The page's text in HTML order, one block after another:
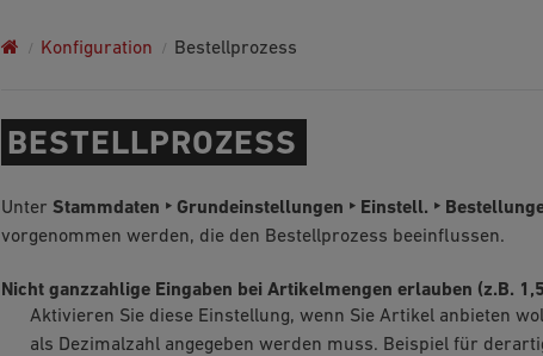
Konfiguration Bestellprozess
BESTELLPROZESS
Unter Stammdaten ‣ Grundeinstellungen ‣ Einstell. ‣
vorgenommen werden, die den Bestellprozess beeinflussen.
Nicht ganzzahlige Eingaben bei Artikelmengen erlauben (z.B.
Aktivieren Sie diese Einstellung, wenn Sie Artikel anbieten
als Dezimalzahl angegeben werden muss. Beispiel für